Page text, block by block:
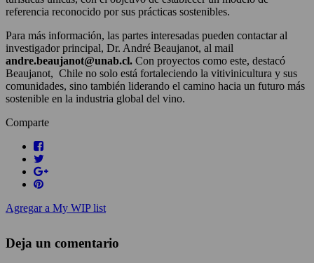
referencia reconocido por sus prácticas sostenibles.
Para más información, las partes interesadas pueden contactar al
investigador principal, Dr. André Beaujanot, al mail
andre.beaujanot@unab.cl. Con proyectos como este, destacó
Beaujanot, Chile no solo está fortaleciendo la vitivinicultura y sus
comunidades, sino también liderando el camino hacia un futuro más
sostenible en la industria global del vino.
Comparte
Agregar a My WIP list
Deja un comentario